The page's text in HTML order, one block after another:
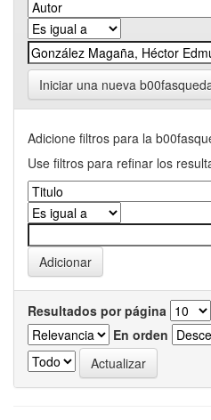
Iniciar una nueva
Adicione filtros para la
Use filtros para refinar los
Resultados por página
En orden